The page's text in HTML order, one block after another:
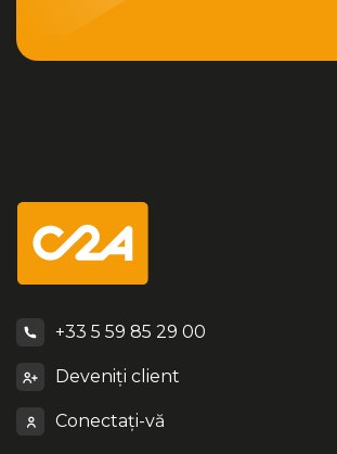
+33 5 59 85 29 00
Deveniți client
Conectați-vă